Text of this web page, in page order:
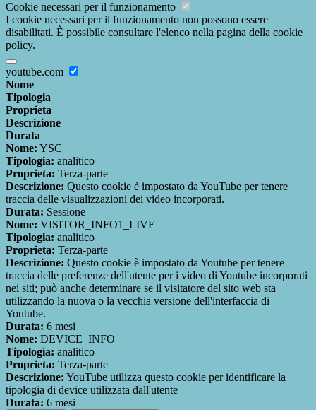
Cookie necessari per il funzionamento
I cookie necessari per il funzionamento non possono essere
disabilitati. È possibile consultare l'elenco nella pagina della cookie
policy.
youtube.com
Nome
Tipologia
Proprieta
Descrizione
Durata
Nome: YSC
Tipologia: analitico
Proprieta: Terza-parte
Descrizione: Questo cookie è impostato da YouTube per tenere
traccia delle visualizzazioni dei video incorporati.
Durata: Sessione
Nome: VISITOR_INFO1_LIVE
Tipologia: analitico
Proprieta: Terza-parte
Descrizione: Questo cookie è impostato da Youtube per tenere
traccia delle preferenze dell'utente per i video di Youtube incorporati
nei siti; può anche determinare se il visitatore del sito web sta
utilizzando la nuova o la vecchia versione dell'interfaccia di
Youtube.
Durata: 6 mesi
Nome: DEVICE_INFO
Tipologia: analitico
Proprieta: Terza-parte
Descrizione: YouTube utilizza questo cookie per identificare la
tipologia di device utilizzata dall'utente
Durata: 6 mesi